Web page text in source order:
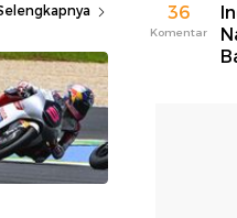
36
Komentar